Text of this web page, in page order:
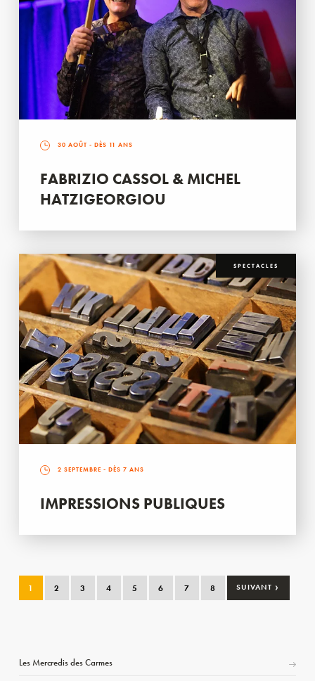
30 AOÛT - DÈS 11 ANS
FABRIZIO CASSOL & MICHEL
HATZIGEORGIOU
SPECTACLES
2 SEPTEMBRE - DÈS 7 ANS
IMPRESSIONS PUBLIQUES
1 2 3 4 5 6 7 8 SUIVANT ›
Les Mercredis des Carmes